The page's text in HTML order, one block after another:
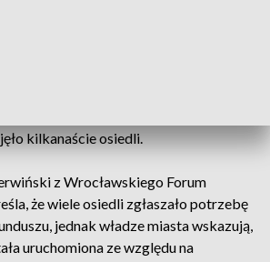
kilkanaście osiedli.
z Wrocławskiego Forum
że wiele osiedli zgłaszało potrzebę
jednak władze miasta wskazują,
uruchomiona ze względu na